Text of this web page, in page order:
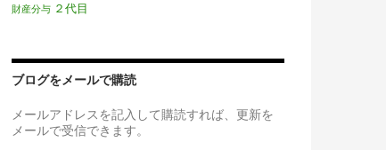
財産分与 ２代目
ブログをメールで購読
メールアドレスを記入して購読すれば、更新を
メールで受信できます。